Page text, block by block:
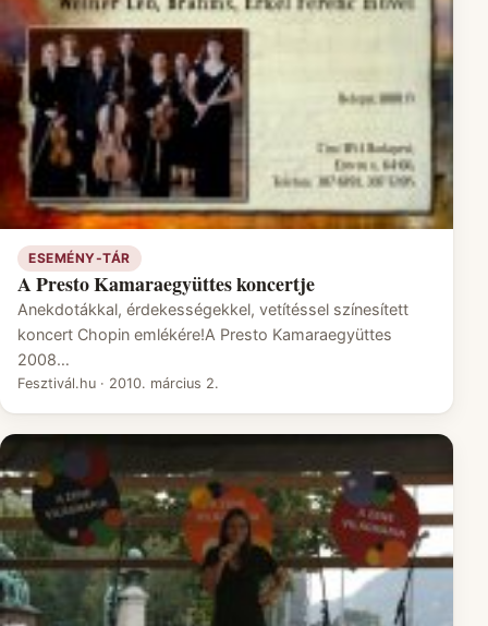
ESEMÉNY-TÁR
A Presto Kamaraegyüttes koncertje
Anekdotákkal, érdekességekkel, vetítéssel színesített
koncert Chopin emlékére!A Presto Kamaraegyüttes
2008…
Fesztivál.hu · 2010. március 2.